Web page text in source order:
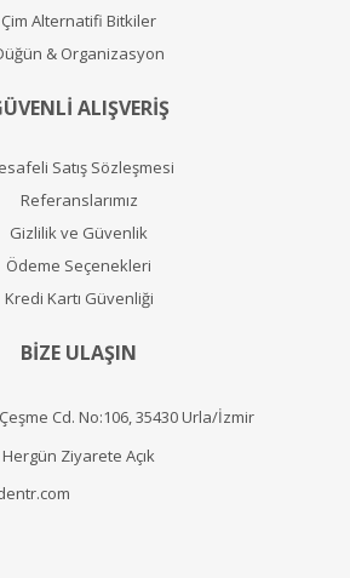
Çim Alternatifi Bitkiler
& Organizasyon
ALIŞVERİŞ
Satış Sözleşmesi
Referanslarımız
Gizlilik ve Güvenlik
Ödeme Seçenekleri
Kredi Kartı Güvenliği
BİZE ULAŞIN
Cd. No:106, 35430 Urla/İzmir
Ziyarete Açık